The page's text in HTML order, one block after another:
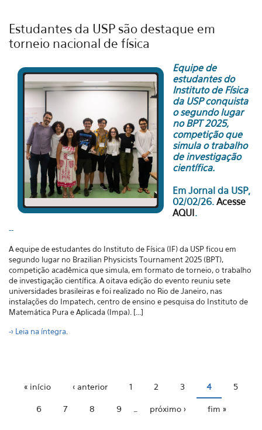
Estudantes da USP são destaque em
torneio nacional de física
Equipe de
estudantes do
Instituto de Física
da USP conquista
o segundo lugar
no BPT 2025,
competição que
simula o trabalho
de investigação
científica.
Em Jornal da USP,
02/02/26. Acesse
AQUI.
--
A equipe de estudantes do Instituto de Física (IF) da USP ficou em
segundo lugar no Brazilian Physicists Tournament 2025 (BPT),
competição acadêmica que simula, em formato de torneio, o trabalho
de investigação científica. A oitava edição do evento reuniu sete
universidades brasileiras e foi realizado no Rio de Janeiro, nas
instalações do Impatech, centro de ensino e pesquisa do Instituto de
Matemática Pura e Aplicada (Impa). [...]
-> Leia na íntegra.
Páginas
« início ‹ anterior 1 2 3 4 5
6 7 8 9 próximo › fim »